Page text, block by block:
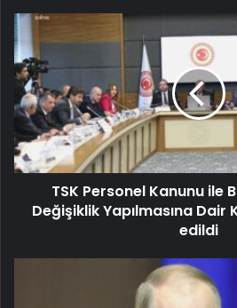
TSK Personel Kanunu ile
Değişiklik Yapılmasına Dair
edildi